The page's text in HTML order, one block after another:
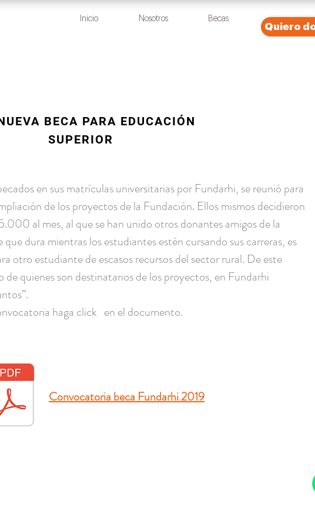
Inicio Nosotros Becas
Quiero
BECA PARA EDUCACIÓN
SUPERIOR
en sus matrículas universitarias por Fundarhi, se reunió para
de los proyectos de la Fundación. Ellos mismos decidieron
al mes, al que se han unido otros donantes amigos de la
dura mientras los estudiantes estén cursando sus carreras, es
otro estudiante de escasos recursos del sector rural. De este
de quienes son destinatarios de los proyectos, en Fundarhi
haga click en el documento.
Convocatoria beca Fundarhi 2019